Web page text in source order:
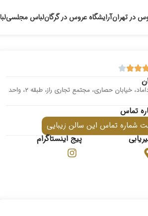
در تهرانآرایشگاه عروس در گرگانلباس مجلسی
میرداماد، خیابان حصاری، مجتمع تجاری راز، طبقه ۲، واحد
تماس
شماره تماس این سالن زیبایی
پیج اینستاگرام